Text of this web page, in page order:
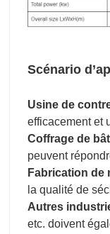
Scénario
Usine de
efficacement et
Coffrage de
peuvent
Fabrication de
la qualité de
Autres
etc. doivent